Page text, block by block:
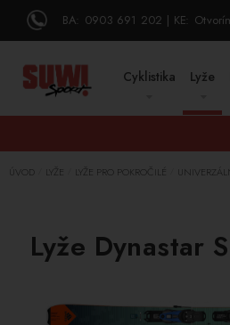
BA: 0903 691 202 KE:
Cyklistika Lyže
ÚVOD LYŽE LYŽE PRO POKROČILÉ
Lyže Dynastar